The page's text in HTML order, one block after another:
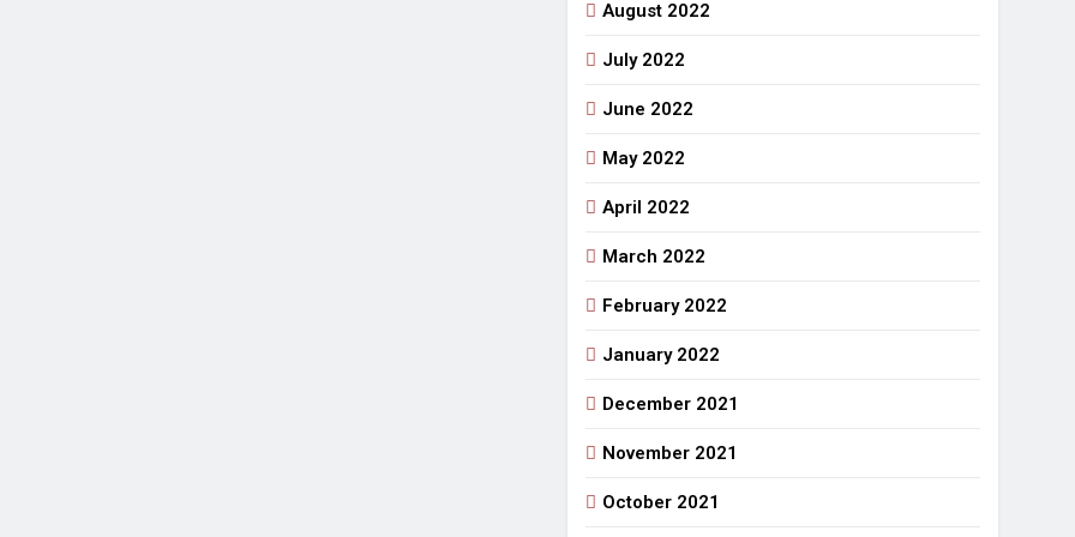
August 2022
July 2022
June 2022
May 2022
April 2022
March 2022
February 2022
January 2022
December 2021
November 2021
October 2021